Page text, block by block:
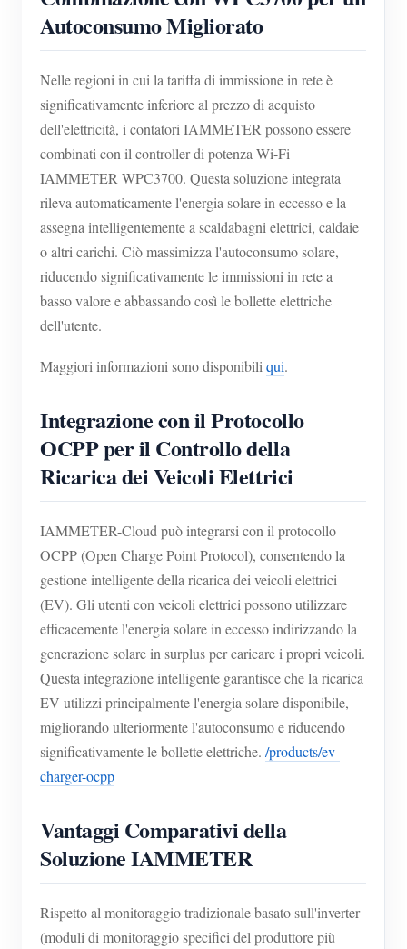
Autoconsumo Migliorato
Nelle regioni in cui la tariffa di immissione in rete è
significativamente inferiore al prezzo di acquisto
dell'elettricità, i contatori IAMMETER possono essere
combinati con il controller di potenza Wi-Fi
IAMMETER WPC3700. Questa soluzione integrata
rileva automaticamente l'energia solare in eccesso e la
assegna intelligentemente a scaldabagni elettrici, caldaie
o altri carichi. Ciò massimizza l'autoconsumo solare,
riducendo significativamente le immissioni in rete a
basso valore e abbassando così le bollette elettriche
dell'utente.
Maggiori informazioni sono disponibili qui.
Integrazione con il Protocollo
OCPP per il Controllo della
Ricarica dei Veicoli Elettrici
IAMMETER-Cloud può integrarsi con il protocollo
OCPP (Open Charge Point Protocol), consentendo la
gestione intelligente della ricarica dei veicoli elettrici
(EV). Gli utenti con veicoli elettrici possono utilizzare
efficacemente l'energia solare in eccesso indirizzando la
generazione solare in surplus per caricare i propri veicoli.
Questa integrazione intelligente garantisce che la ricarica
EV utilizzi principalmente l'energia solare disponibile,
migliorando ulteriormente l'autoconsumo e riducendo
significativamente le bollette elettriche. /products/ev-
charger-ocpp
Vantaggi Comparativi della
Soluzione IAMMETER
Rispetto al monitoraggio tradizionale basato sull'inverter
(moduli di monitoraggio specifici del produttore più